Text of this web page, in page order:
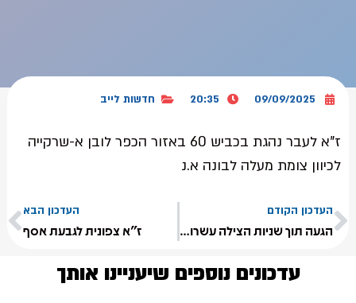
09/09/2025
20:35 חדשות לייב
ז"א לעבר נהגת בכביש 60 באזור הכפר לובן א-שרקייה
לכיוון צומת מעלה לבונה א.נ
העדכון הקודם
הגעה תוך שניות הצילה עשרות חיים בירושלים
העדכון הבא
ז"א צפונית לגבעת אסף
עדכונים נוספים שיעניינו אותך